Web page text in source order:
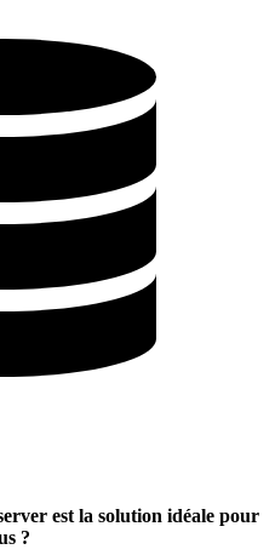
est la solution idéale pour
?